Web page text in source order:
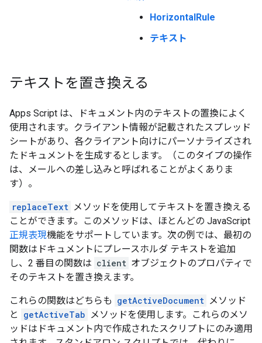
HorizontalRule
テキスト
テキストを置き換える
Apps Script は、ドキュメント内のテキストの置換によく
使用されます。クライアント情報が記載されたスプレッド
シートがあり、各クライアント向けにパーソナライズされ
たドキュメントを生成するとします。（このタイプの操作
は、メールへの差し込みと呼ばれることがよくありま
す）。
replaceText メソッドを使用してテキストを置き換える
ことができます。このメソッドは、ほとんどの JavaScript
正規表現機能をサポートしています。次の例では、最初の
関数はドキュメントにプレースホルダ テキストを追加
し、2 番目の関数は client オブジェクトのプロパティで
そのテキストを置き換えます。
これらの関数はどちらも getActiveDocument メソッド
と
getActiveTab メソッドを使用します。これらのメソ
ッドはドキュメント内で作成されたスクリプトにのみ適用